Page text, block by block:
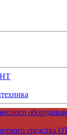
средства